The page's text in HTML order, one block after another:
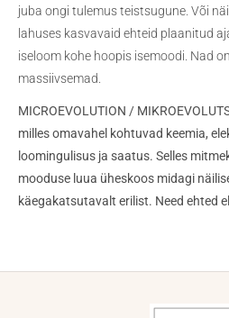
juba ongi tulemus teistsugune. Või
lahuses kasvavaid ehteid plaanitud
iseloom kohe hoopis isemoodi. Nad
massiivsemad.
MICROEVOLUTION /
milles omavahel kohtuvad keemia,
loomingulisus ja saatus. Selles
mooduse luua üheskoos midagi
käegakatsutavalt erilist. Need ehted